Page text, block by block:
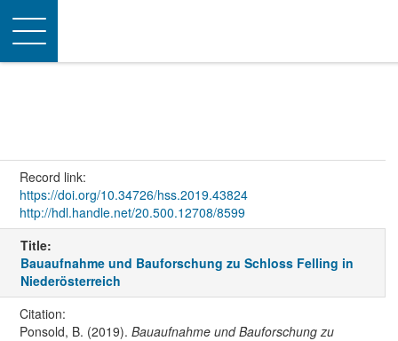
Toggle
navigation
Record link:
https://doi.org/10.34726/hss.2019.43824
http://hdl.handle.net/20.500.12708/8599
Title:
Bauaufnahme und Bauforschung zu Schloss Felling in
Niederösterreich
Citation:
Ponsold, B. (2019). Bauaufnahme und Bauforschung zu